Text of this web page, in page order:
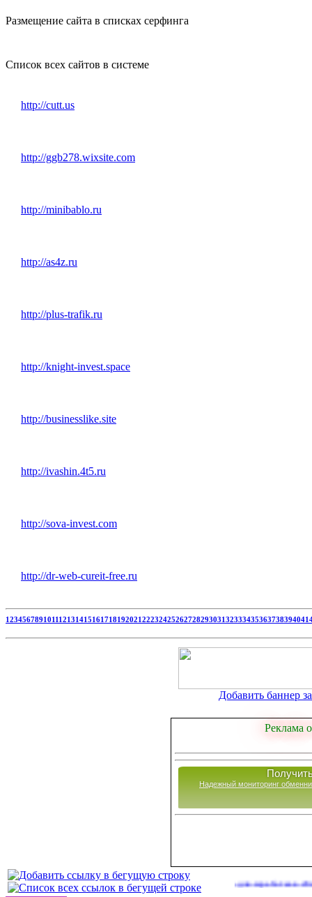
Размещение сайта в списках серфинга
Список всех сайтов в системе
http://cutt.us
http://ggb278.wixsite.com
http://minibablo.ru
http://as4z.ru
http://plus-trafik.ru
http://knight-invest.space
http://businesslike.site
http://ivashin.4t5.ru
http://sova-invest.com
http://dr-web-cureit-free.ru
1234567891011121314151617181920212223242526272829303132333435363738394041
Добавить баннер
Реклама
Надежный мониторинг
Сайты для заработка в 2026 году